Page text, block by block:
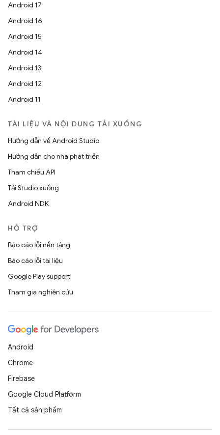
Android 17
Android 16
Android 15
Android 14
Android 13
Android 12
Android 11
TÀI LIỆU VÀ NỘI DUNG TẢI XUỐNG
Hướng dẫn về Android Studio
Hướng dẫn cho nhà phát triển
Tham chiếu API
Tải Studio xuống
Android NDK
HỖ TRỢ
Báo cáo lỗi nền tảng
Báo cáo lỗi tài liệu
Google Play support
Tham gia nghiên cứu
Android
Chrome
Firebase
Google Cloud Platform
Tất cả sản phẩm